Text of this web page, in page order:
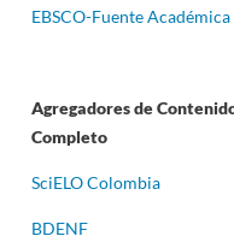
EBSCO-Fuente Académica
Agregadores de
Completo
SciELO Colombia
BDENF